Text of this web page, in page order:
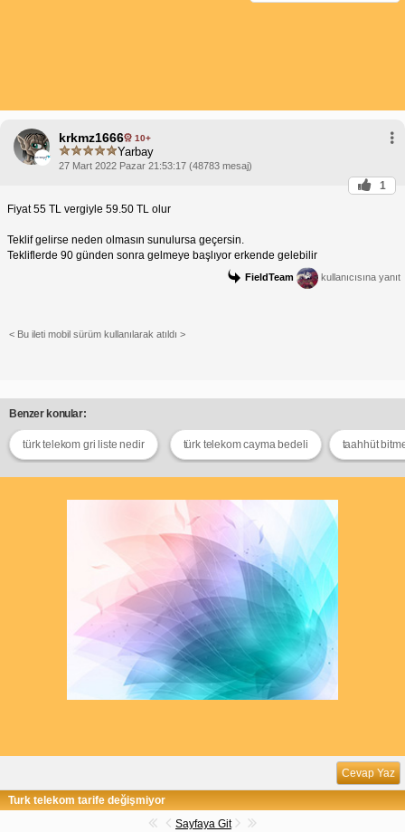
krkmz1666 10+
Yarbay
27 Mart 2022 Pazar 21:53:17 (48783 mesaj)
1
Fiyat 55 TL vergiyle 59.50 TL olur
Teklif gelirse neden olmasın sunulursa geçersin.
Tekliflerde 90 günden sonra gelmeye başlıyor erkende gelebilir
FieldTeam kullanıcısına yanıt
< Bu ileti mobil sürüm kullanılarak atıldı >
Benzer konular:
türk telekom gri liste nedir türk telekom cayma bedeli taahhüt
Cevap Yaz
Turk telekom tarife değişmiyor
Sayfaya Git